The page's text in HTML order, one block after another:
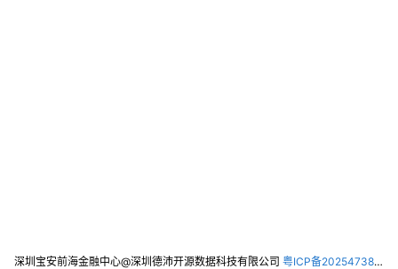
深圳宝安前海金融中心@深圳德沛开源数据科技有限公司 粤ICP备2025473821号-2